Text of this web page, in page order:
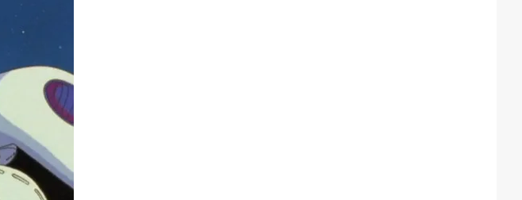
正直ザ・ビートルズって過大評価されすぎじゃねないか？
まとめチェッカーは閉鎖しました。RSSの解除をお願いします。
ハードオフに売っていた4万4000円のフィギュアがヤバすぎるｗｗｗｗｗｗ「こんな高い...
【閲覧注意】俺が近くにいると機械が壊れるんだけどさ